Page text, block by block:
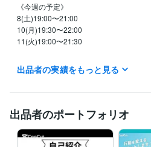
《今週の予定》
8(土)19:00〜21:00
10(月)19:30〜22:00
11(火)19:00〜21:30
※退席中になっているときでも
対応可能な時もありますのでその際は
┈┈┈┈┈┈┈┈┈┈┈┈┈┈┈
⭐️7/31(金)ブログ✍️更新しました
『結果が出ない時期にも意味がある』
出品者の実績をもっと見る
出品者のポートフォリオ